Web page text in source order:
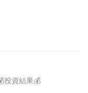
投資結果💰